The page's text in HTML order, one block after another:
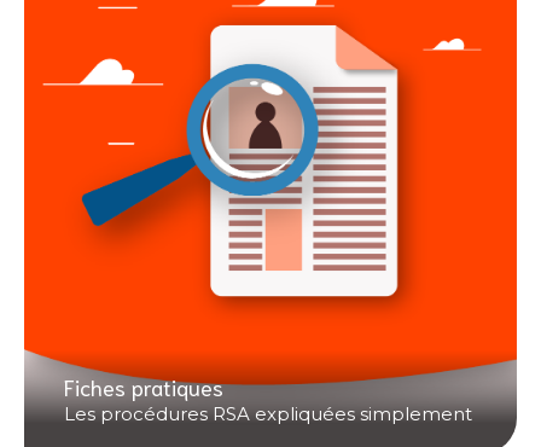
Fiches pratiques
Les procédures RSA expliquées simplement